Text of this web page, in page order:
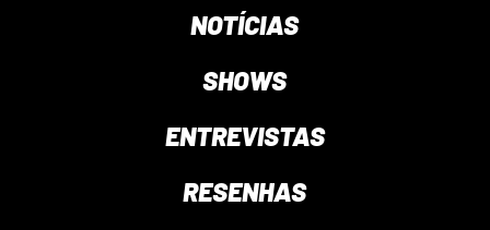
NOTÍCIAS
SHOWS
ENTREVISTAS
RESENHAS